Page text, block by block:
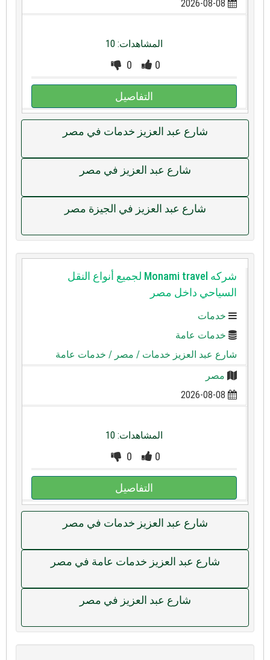
المشاهدات: 10
0
0
التفاصيل
شارع عبد العزيز خدمات في مصر
شارع عبد العزيز في مصر
شارع عبد العزيز في الجيزة مصر
شركه Monami travel لجميع أنواع النقل
السياحي داخل مصر
خدمات
خدمات عامة
شارع عبد العزيز خدمات / مصر / خدمات عامة
مصر
المشاهدات: 10
0
0
التفاصيل
شارع عبد العزيز خدمات في مصر
شارع عبد العزيز خدمات عامة في مصر
شارع عبد العزيز في مصر